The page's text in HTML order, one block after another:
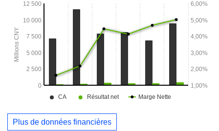
Plus de données financières